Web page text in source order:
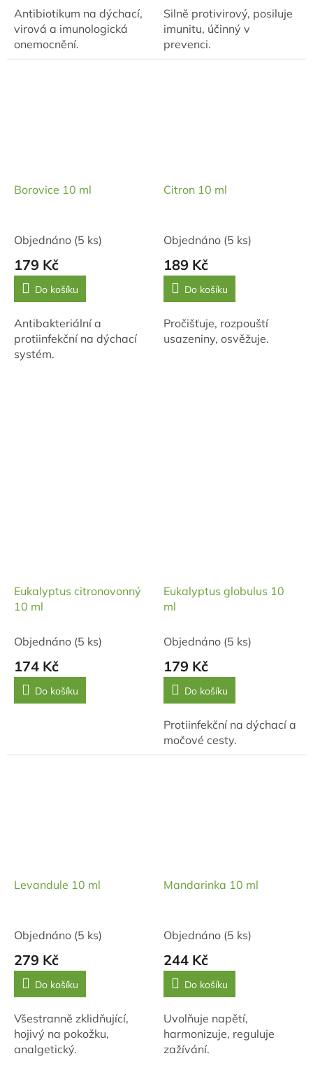
Antibiotikum na dýchací,
virová a imunologická
onemocnění.
Silně protivirový, posiluje
imunitu, účinný v
prevenci.
Borovice 10 ml
Objednáno (5 ks)
179 Kč
Do košíku
Antibakteriální a
protiinfekční na dýchací
systém.
Citron 10 ml
Objednáno (5 ks)
189 Kč
Do košíku
Pročišťuje, rozpouští
usazeniny, osvěžuje.
Eukalyptus citronovonný
10 ml
Objednáno (5 ks)
174 Kč
Do košíku
Eukalyptus globulus 10
ml
Objednáno (5 ks)
179 Kč
Do košíku
Protiinfekční na dýchací a
močové cesty.
Levandule 10 ml
Objednáno (5 ks)
279 Kč
Do košíku
Všestranně zklidňující,
hojivý na pokožku,
analgetický.
Mandarinka 10 ml
Objednáno (5 ks)
244 Kč
Do košíku
Uvolňuje napětí,
harmonizuje, reguluje
zažívání.